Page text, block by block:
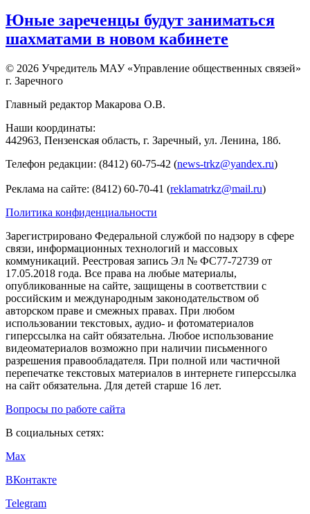
Юные зареченцы будут заниматься
шахматами в новом кабинете
© 2026 Учредитель МАУ «Управление общественных связей»
г. Заречного
Главный редактор Макарова О.В.
Наши координаты:
442963, Пензенская область, г. Заречный, ул. Ленина, 18б.
Телефон редакции: (8412) 60-75-42 (news-trkz@yandex.ru)
Реклама на сайте: (8412) 60-70-41 (reklamatrkz@mail.ru)
Политика конфиденциальности
Зарегистрировано Федеральной службой по надзору в сфере
связи, информационных технологий и массовых
коммуникаций. Реестровая запись Эл № ФС77-72739 от
17.05.2018 года. Все права на любые материалы,
опубликованные на сайте, защищены в соответствии с
российским и международным законодательством об
авторском праве и смежных правах. При любом
использовании текстовых, аудио- и фотоматериалов
гиперссылка на сайт обязательна. Любое использование
видеоматериалов возможно при наличии письменного
разрешения правообладателя. При полной или частичной
перепечатке текстовых материалов в интернете гиперссылка
на сайт обязательна. Для детей старше 16 лет.
Вопросы по работе сайта
В социальных сетях:
Max
ВКонтакте
Telegram